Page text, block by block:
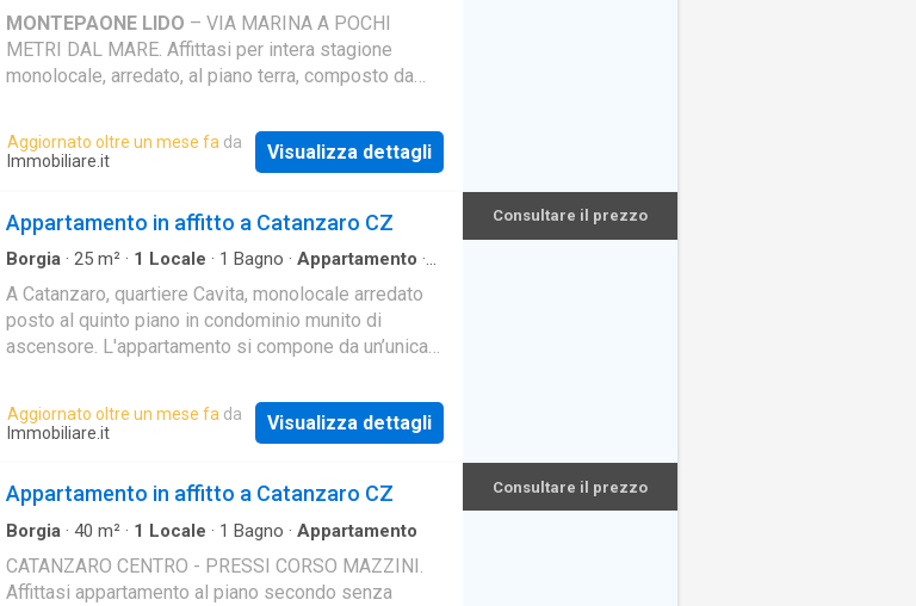
MONTEPAONE LIDO – VIA MARINA A POCHI
METRI DAL MARE. Affittasi per intera stagione
monolocale, arredato, al piano terra, composto da
Aggiornato oltre un mese fa da
Immobiliare.it
Visualizza dettagli
Appartamento in affitto a Catanzaro CZ
Borgia · 25 m² · 1 Locale · 1 Bagno · Appartamento ·
A Catanzaro, quartiere Cavita, monolocale arredato
posto al quinto piano in condominio munito di
ascensore. L'appartamento si compone da un’unica
Aggiornato oltre un mese fa da
Immobiliare.it
Visualizza dettagli
Consultare il prezzo
Appartamento in affitto a Catanzaro CZ
Borgia · 40 m² · 1 Locale · 1 Bagno · Appartamento
CATANZARO CENTRO - PRESSI CORSO MAZZINI.
Affittasi appartamento al piano secondo senza
Consultare il prezzo